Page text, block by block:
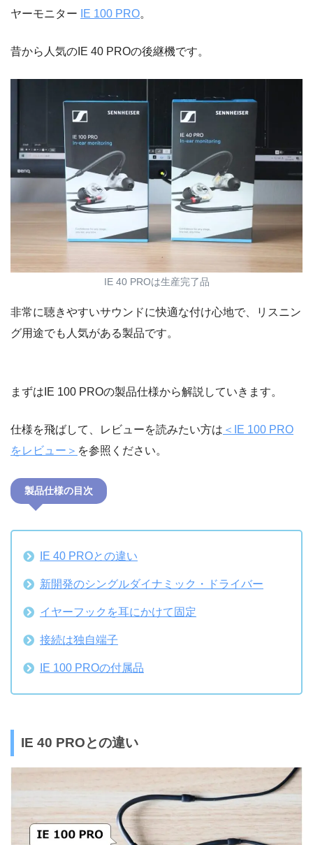
ヤーモニター
IE 100 PRO。
昔から人気のIE 40 PROの後継機です。
IE 40 PROは生産完了品
非常に聴きやすいサウンドに快適な付け心地で、リスニン
グ用途でも人気がある製品です。
まずはIE 100 PROの製品仕様から解説していきます。
仕様を飛ばして、レビューを読みたい方は ＜IE 100 PRO
をレビュー＞ を参照ください。
製品仕様の目次
IE 40 PROとの違い
新開発のシングルダイナミック・ドライバー
イヤーフックを耳にかけて固定
接続は独自端子
IE 100 PROの付属品
IE 40 PROとの違い